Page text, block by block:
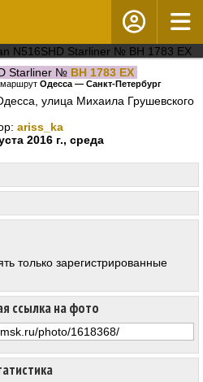
Starliner № BH 1783 EX
, маршрут Одесса — Санкт-Петербург
улица Михаила Грушевского
ariss_ka
2016 г., среда
ссылка на фото
только зарегистрированные